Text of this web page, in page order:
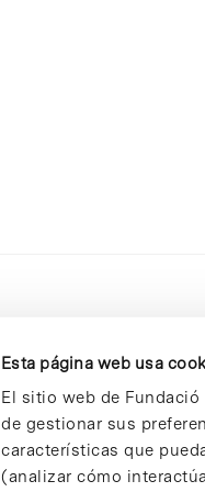
Esta página web usa
El sitio web de
de gestionar sus
características que
(analizar cómo